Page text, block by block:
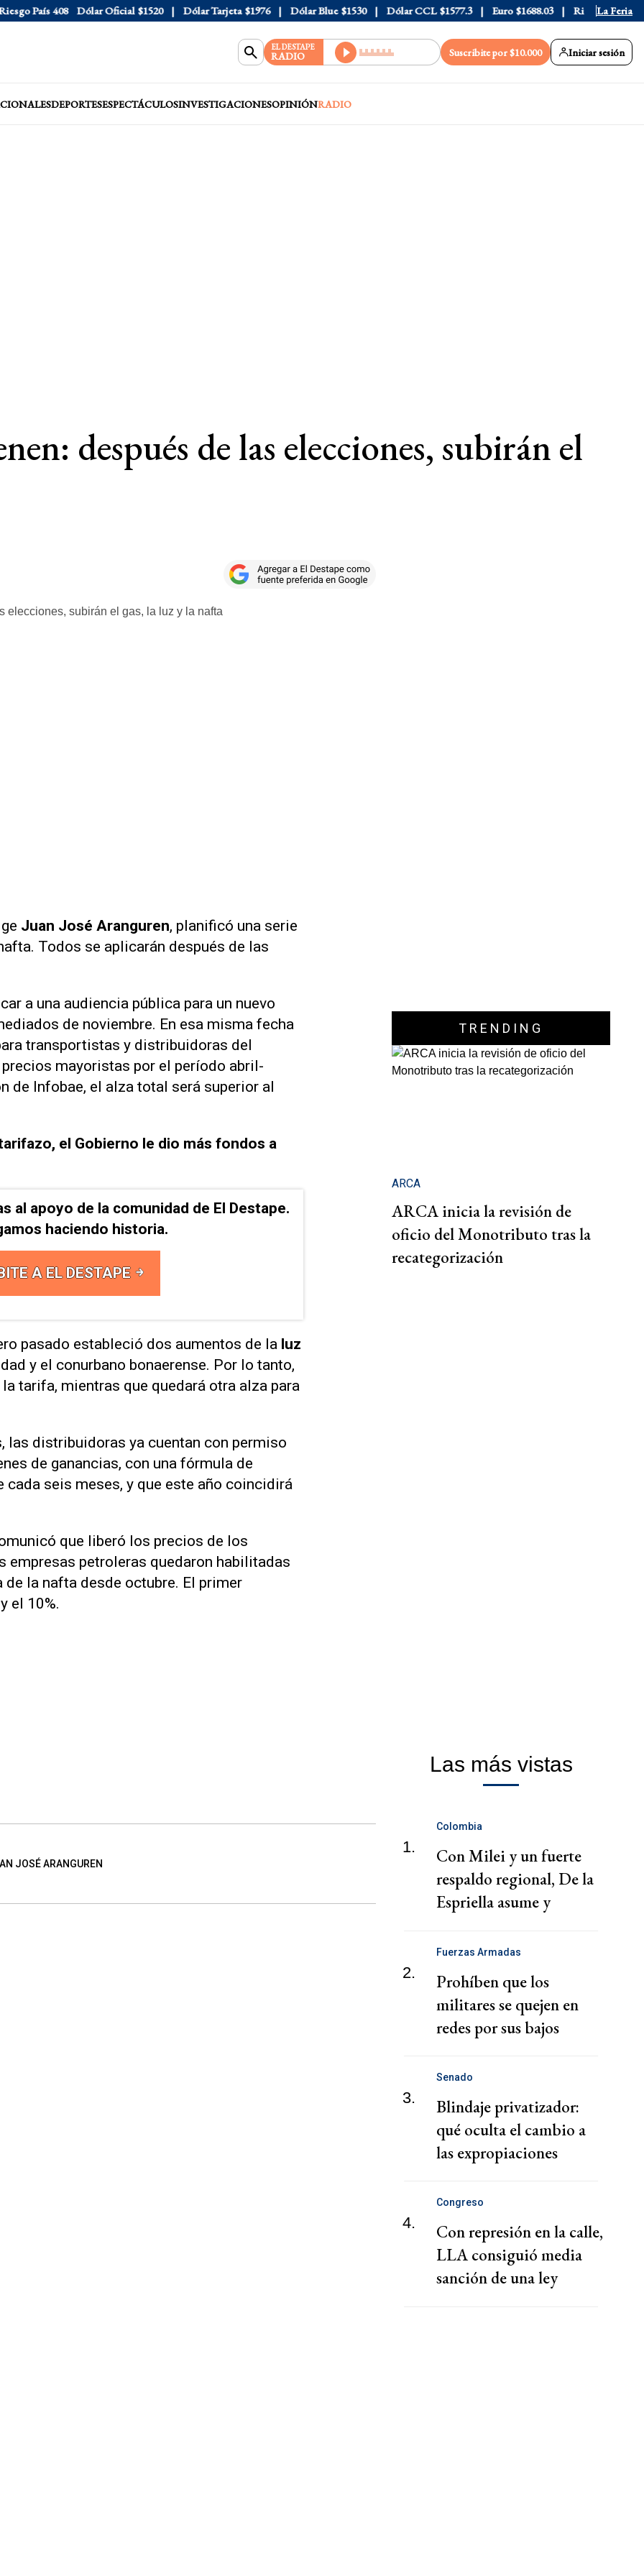
País 408 Dólar Oficial $1520 Dólar Tarjeta $1976 Dólar Blue $1530 Dólar CCL $1577.3 Euro $1688.03 Riesgo País 408
La Feria
EL DESTAPE
RADIO Suscribite por $10.000 Iniciar sesión
DEPORTESESPECTÁCULOSINVESTIGACIONESOPINIÓNRADIO
después de las elecciones, subirán el
Juan José Aranguren, planificó una serie
Todos se aplicarán después de las
a una audiencia pública para un nuevo
de noviembre. En esa misma fecha
transportistas y distribuidoras del
mayoristas por el período abril-
de Infobae, el alza total será superior al
el Gobierno le dio más fondos a
al apoyo de la comunidad de El Destape.
haciendo historia.
A EL DESTAPE
pasado estableció dos aumentos de la luz
y el conurbano bonaerense. Por lo tanto,
tarifa, mientras que quedará otra alza para
las distribuidoras ya cuentan con permiso
de ganancias, con una fórmula de
seis meses, y que este año coincidirá
que liberó los precios de los
empresas petroleras quedaron habilitadas
la nafta desde octubre. El primer
el 10%.
JOSÉ ARANGUREN
TRENDING
ARCA
ARCA inicia la revisión de
oficio del Monotributo tras la
recategorización
Las más vistas
1.
Colombia
Con Milei y un fuerte
respaldo regional, De la
Espriella asume y
2.
Fuerzas Armadas
Prohíben que los
militares se quejen en
redes por sus bajos
3.
Senado
Blindaje privatizador:
qué oculta el cambio a
las expropiaciones
4.
Congreso
Con represión en la calle,
LLA consiguió media
sanción de una ley